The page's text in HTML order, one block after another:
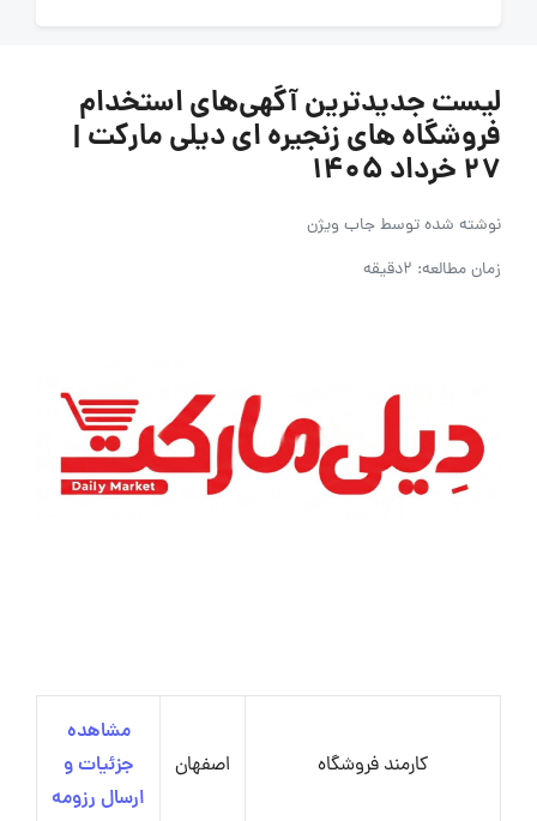
لیست جدیدترین آگهی‌های استخدام
فروشگاه های زنجیره ای دیلی مارکت |
۲۷ خرداد ۱۴۰۵
نوشته شده توسطجاب ویژن
زمان مطالعه: 2دقیقه
کارمند فروشگاه اصفهان
مشاهده
جزئیات و
ارسال رزومه